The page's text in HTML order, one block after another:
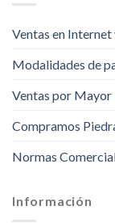
Ventas en Internet
Modalidades de
Ventas por Mayor
Compramos
Normas
Información